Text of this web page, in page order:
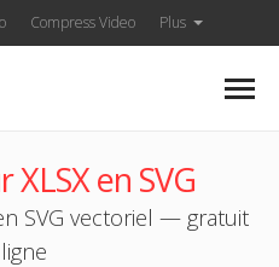
Compress Video Plus
en SVG
SVG vectoriel — gratuit